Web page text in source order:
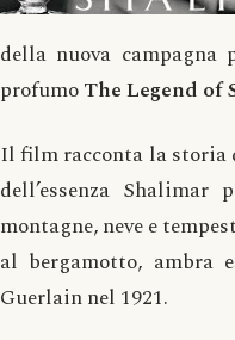
della nuova
profumoThe Legend of
Il film racconta la storia
dell’essenza
montagne, neve e
al bergamotto, ambra
Guerlain nel 1921.